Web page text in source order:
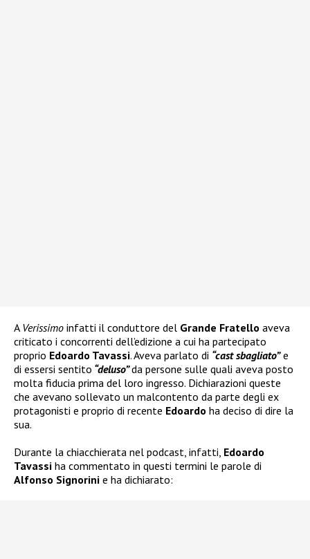
A Verissimo infatti il conduttore del Grande Fratello aveva
criticato i concorrenti dell’edizione a cui ha partecipato
proprio Edoardo Tavassi. Aveva parlato di “cast sbagliato”e
di essersi sentito “deluso”da persone sulle quali aveva posto
molta fiducia prima del loro ingresso. Dichiarazioni queste
che avevano sollevato un malcontento da parte degli ex
protagonisti e proprio di recente Edoardo ha deciso di dire la
sua.
Durante la chiacchierata nel podcast, infatti, Edoardo
Tavassi ha commentato in questi termini le parole di
Alfonso Signorini e ha dichiarato: